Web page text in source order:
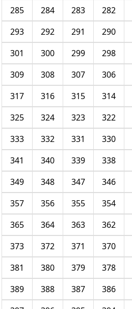
282
283
284
285
290
291
292
293
298
299
300
301
306
307
308
309
314
315
316
317
322
323
324
325
330
331
332
333
338
339
340
341
346
347
348
349
354
355
356
357
362
363
364
365
370
371
372
373
378
379
380
381
386
387
388
389